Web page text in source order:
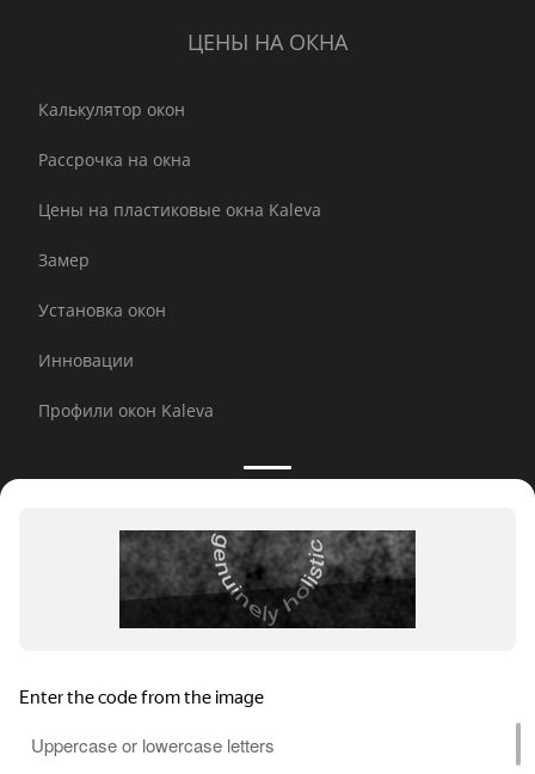
ЦЕНЫ НА ОКНА
Калькулятор окон
Рассрочка на окна
Цены на пластиковые окна Kaleva
Замер
Установка окон
Инновации
Профили окон Kaleva
Принимаем к оплате:
E-mail рассылка